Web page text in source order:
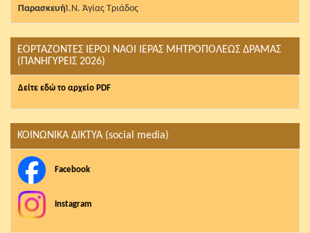
ΠαρασκευήἹ.Ν. Ἁγίας Τριάδος
ΕΟΡΤΑΖΟΝΤΕΣ ΙΕΡΟΙ ΝΑΟΙ ΙΕΡΑΣ ΜΗΤΡΟΠΟΛΕΩΣ ΔΡΑΜΑΣ
(ΠΑΝΗΓΥΡΕΙΣ 2026)
Δείτε εδώ το αρχείο PDF
ΚΟΙΝΩΝΙΚΑ ΔΙΚΤΥΑ (social media)
Facebook
Instagram